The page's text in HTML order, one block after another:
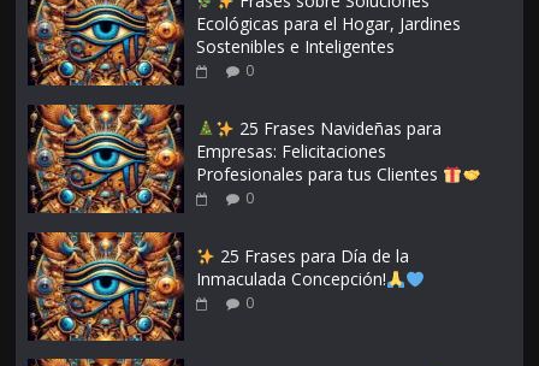
Ecológicas para el Hogar, Jardines
Sostenibles e Inteligentes
0
25 Frases Navideñas para
Empresas: Felicitaciones
Profesionales para tus Clientes
0
25 Frases para Día de la
Inmaculada Concepción!
0